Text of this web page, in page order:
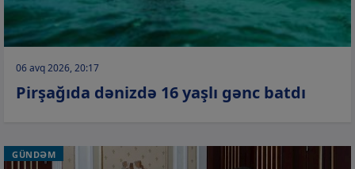
06 avq 2026, 20:17
Pirşağıda dənizdə 16 yaşlı gənc batdı
GÜNDƏM